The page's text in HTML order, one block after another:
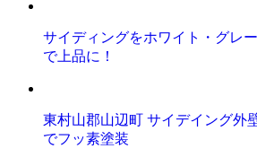
サイディングをホワイト・グレ
で上品に！
東村山郡山辺町 サイデイング外
でフッ素塗装